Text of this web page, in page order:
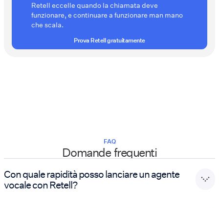
Retell eccelle quando la chiamata deve
funzionare, e continuare a funzionare man mano
che scala.
Prova Retell gratuitamente
FAQ
Domande frequenti
Con quale rapidità posso lanciare un agente
vocale con Retell?